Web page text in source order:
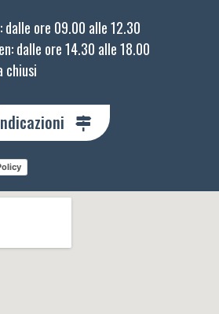
​dalle ore 09.00 alle 12.30
dalle ore 14.30 alle 18.00
chiusi